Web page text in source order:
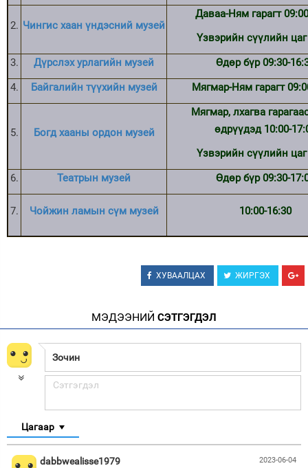
2. Чингис хаан үндэсний музей
Даваа-Ням гарагт
Үзвэрийн сүүлийн цаг
3.
Дүрслэх урлагийн музей
Өдөр бүр 09:30-
4.
Байгалийн түүхийн музей Мягмар-Ням гарагт
5. Богд хааны ордон музей
Мягмар, лхагва
өдрүүдэд 10:00-
Үзвэрийн сүүлийн цаг
6.
Театрын музей Өдөр бүр 09:30-
7. Чойжин ламын сүм музей 10:00-16:30
ХУВААЛЦАХ ЖИРГЭХ
МЭДЭЭНИЙ СЭТГЭГДЭЛ
Цагаар
2023-06-04
dabbwealisse1979